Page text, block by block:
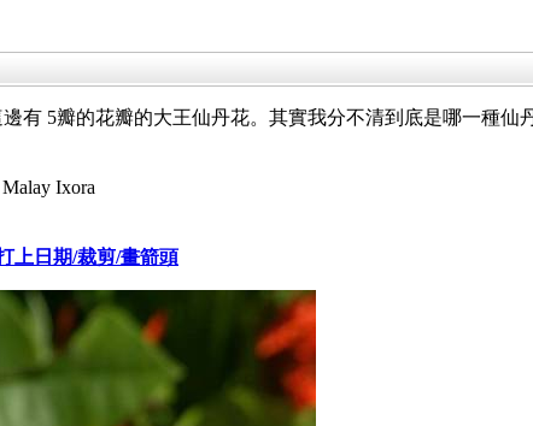
有 5瓣的花瓣的大王仙丹花。其實我分不清到底是哪一種仙
Ixora
上日期/裁剪/畫箭頭